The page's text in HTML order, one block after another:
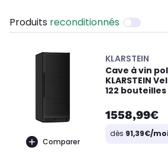
Produits reconditionnés
Comparer
KLARSTEIN
Cave à vin
KLARSTEIN
122 bouteilles
1558,99€
dès 91,39€/